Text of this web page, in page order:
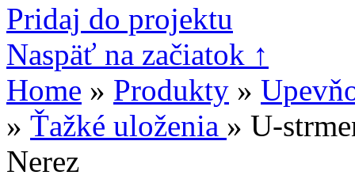
Pridaj do projektu
Naspäť na začiatok ↑
Home » Produkty »
» Ťažké uloženia » U-
Nerez